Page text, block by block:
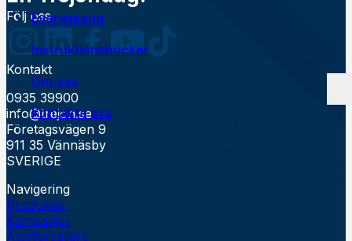
Evenemang
Instruktionsböcker
Om oss
Egen tillverkning
Jobba på Trejon
Historia
Försäljningsvillkor
Kontakta oss
Följ oss
Kontakt
0935 39900
info@trejon.se
Företagsvägen 9
911 35 Vännäsby
SVERIGE
Navigering
Produkter
Kampanjer
Återförsäljare